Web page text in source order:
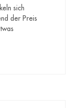
sich
der Preis